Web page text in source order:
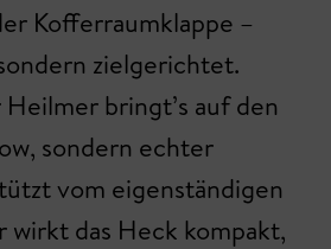
Kofferraumklappe –
zielgerichtet.
bringt’s auf den
sondern echter
vom eigenständigen
das Heck kompakt,